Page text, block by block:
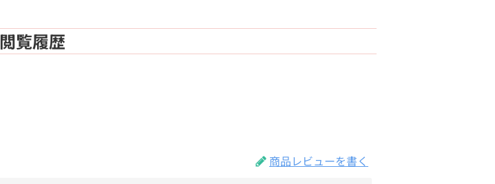
閲覧履歴
商品レビューを書く